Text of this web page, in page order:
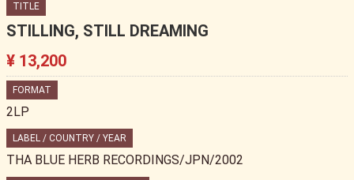
TITLE
STILLING, STILL DREAMING
¥ 13,200
FORMAT
2LP
LABEL / COUNTRY / YEAR
THA BLUE HERB RECORDINGS/JPN/2002